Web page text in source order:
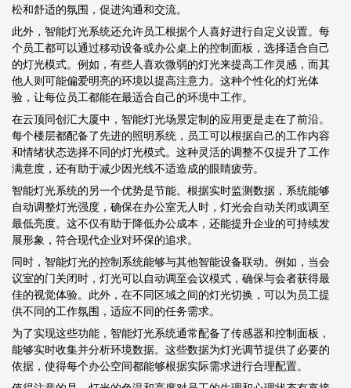
松和舒适的氛围，促进沟通和交流。
此外，智能灯光系统还允许员工根据个人喜好进行自定义设置。每
个员工都可以通过移动设备或办公桌上的控制面板，选择适合自己
的灯光模式。例如，有些人喜欢微弱的灯光来提高工作灵感，而其
他人则可能偏爱明亮的环境以提高注意力。这种个性化的灯光体
验，让每位员工都能在最适合自己的环境中工作。
在云顶同创汇大厦中，智能灯光场景定制的应用更是走在了前沿。
每个楼层都配备了先进的照明系统，员工可以根据自己的工作内容
和情绪状态选择不同的灯光模式。这种灵活的调整不仅提升了工作
满意度，还有助于减少因光线不适造成的眼睛疲劳。
智能灯光系统的另一个优势是节能。根据实时监测数据，系统能够
自动调整灯光强度，确保在办公室无人时，灯光会自动关闭或调至
最低亮度。这不仅有助于降低办公成本，还能提升企业的可持续发
展形象，符合现代企业对环保的追求。
同时，智能灯光的控制系统能够与其他智能设备联动。例如，当会
议室的门关闭时，灯光可以自动调至会议模式，确保与会者获得最
佳的视觉体验。此外，在不同区域之间的灯光切换，可以为员工提
供不同的工作氛围，适应不同的任务需求。
为了实现这些功能，智能灯光系统通常配备了传感器和控制面板，
能够实时收集并分析环境数据。这些数据为灯光调节提供了必要的
依据，使得每个办公空间都能够根据实际需求进行合理配置。